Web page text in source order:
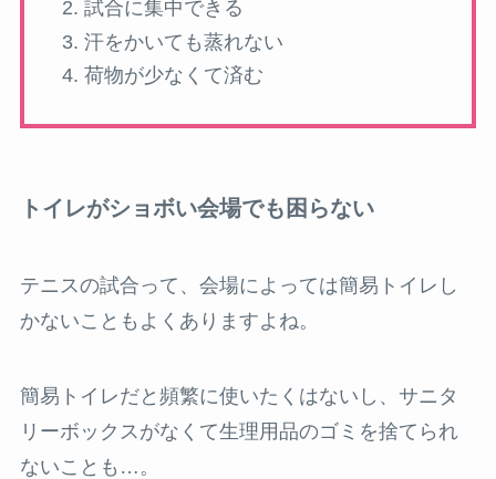
試合に集中できる
汗をかいても蒸れない
荷物が少なくて済む
トイレがショボい会場でも困らない
テニスの試合って、会場によっては簡易トイレし
かないこともよくありますよね。
簡易トイレだと頻繁に使いたくはないし、サニタ
リーボックスがなくて生理用品のゴミを捨てられ
ないことも…。